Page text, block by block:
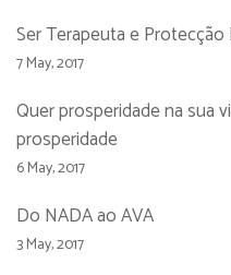
Ser Terapeuta e Protecção
7 May, 2017
Quer prosperidade na sua
prosperidade
6 May, 2017
Do NADA ao AVA
3 May, 2017